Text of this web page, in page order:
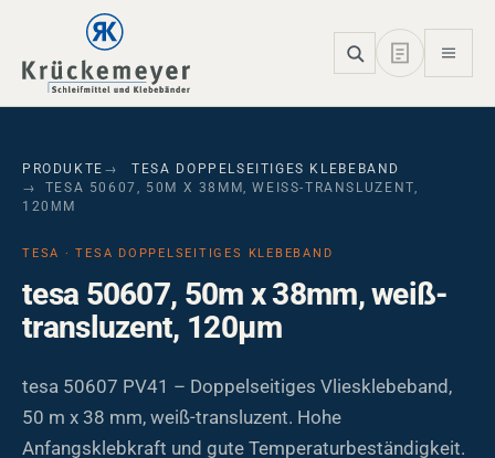
Skip to main navigation
Skip to main content
Skip to page footer
PRODUKTE
TESA DOPPELSEITIGES KLEBEBAND
TESA 50607, 50M X 38MM, WEISS-TRANSLUZENT, 1
20ΜM
TESA · TESA DOPPELSEITIGES KLEBEBAND
tesa 50607, 50m x 38mm, weiß-
transluzent, 120µm
tesa 50607 PV41 – Doppelseitiges Vliesklebeband,
50 m x 38 mm, weiß-transluzent. Hohe
Anfangsklebkraft und gute Temperaturbeständigkeit.